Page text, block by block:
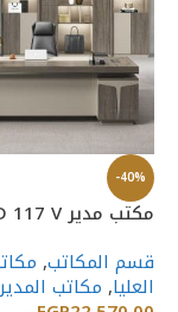
-40%
مكتب مدير GD 117 V
قسم المكاتب,
العليا, مكاتب